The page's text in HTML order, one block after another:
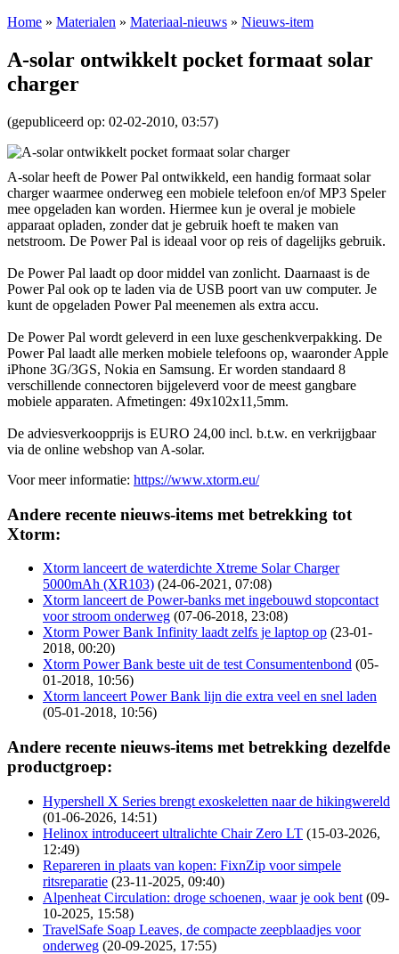
Home » Materialen » Materiaal-nieuws » Nieuws-item
A-solar ontwikkelt pocket formaat solar
charger
(gepubliceerd op: 02-02-2010, 03:57)
A-solar heeft de Power Pal ontwikkeld, een handig formaat solar
charger waarmee onderweg een mobiele telefoon en/of MP3 Speler
mee opgeladen kan worden. Hiermee kun je overal je mobiele
apparaat opladen, zonder dat je gebruik hoeft te maken van
netstroom. De Power Pal is ideaal voor op reis of dagelijks gebruik.
De Power Pal laadt op door middel van zonlicht. Daarnaast is de
Power Pal ook op te laden via de USB poort van uw computer. Je
kunt de opgeladen Power Pal meenemen als extra accu.
De Power Pal wordt geleverd in een luxe geschenkverpakking. De
Power Pal laadt alle merken mobiele telefoons op, waaronder Apple
iPhone 3G/3GS, Nokia en Samsung. Er worden standaard 8
verschillende connectoren bijgeleverd voor de meest gangbare
mobiele apparaten. Afmetingen: 49x102x11,5mm.
De adviesverkoopprijs is EURO 24,00 incl. b.t.w. en verkrijgbaar
via de online webshop van A-solar.
Voor meer informatie: https://www.xtorm.eu/
Andere recente nieuws-items met betrekking tot
Xtorm:
Xtorm lanceert de waterdichte Xtreme Solar Charger
5000mAh (XR103) (24-06-2021, 07:08)
Xtorm lanceert de Power-banks met ingebouwd stopcontact
voor stroom onderweg (07-06-2018, 23:08)
Xtorm Power Bank Infinity laadt zelfs je laptop op (23-01-
2018, 00:20)
Xtorm Power Bank beste uit de test Consumentenbond (05-
01-2018, 10:56)
Xtorm lanceert Power Bank lijn die extra veel en snel laden
(05-01-2018, 10:56)
Andere recente nieuws-items met betrekking dezelfde
productgroep:
Hypershell X Series brengt exoskeletten naar de hikingwereld
(01-06-2026, 14:51)
Helinox introduceert ultralichte Chair Zero LT (15-03-2026,
12:49)
Repareren in plaats van kopen: FixnZip voor simpele
ritsreparatie (23-11-2025, 09:40)
Alpenheat Circulation: droge schoenen, waar je ook bent (09-
10-2025, 15:58)
TravelSafe Soap Leaves, de compacte zeepblaadjes voor
onderweg (20-09-2025, 17:55)